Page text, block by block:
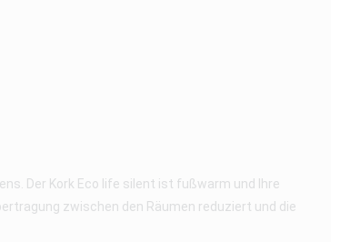
Der Kork Eco life silent ist fußwarm und Ihre
zwischen den Räumen reduziert und die